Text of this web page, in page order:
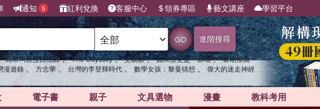
通知 5 紅利兌換 客服中心 領券專區 藝文講座 學習平台
GO 進階搜尋
高希均教授回憶錄 、 The Odyssey 、 父親節 、 如果歷史是一群喵 、 暑期推薦
漫遊錄 、 方念華 、 台灣的李登輝時代 、 數學女孩：黎曼猜想 、 偉大的迷走神經
電子書 親子 文具選物 漫畫 教科考用